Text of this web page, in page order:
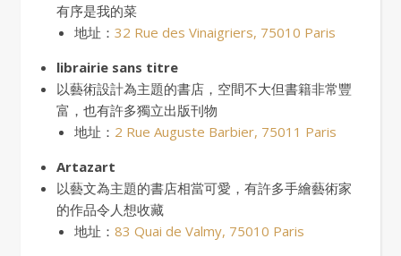
有序是我的菜
地址： 32 Rue des Vinaigriers, 75010 Paris
librairie sans titre
以藝術設計為主題的書店，空間不大但書籍非常豐
富，也有許多獨立出版刊物
地址： 2 Rue Auguste Barbier, 75011 Paris
Artazart
以藝文為主題的書店相當可愛，有許多手繪藝術家
的作品令人想收藏
地址： 83 Quai de Valmy, 75010 Paris